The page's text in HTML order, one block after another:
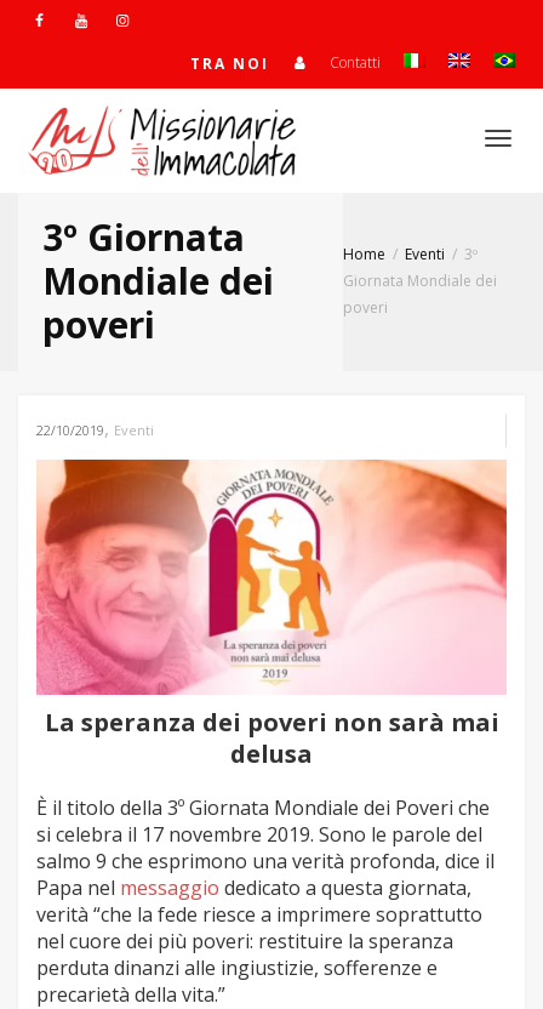
TRA NOI Contatti
3º Giornata
Mondiale dei
poveri
Home Eventi
3º
Giornata Mondiale dei
poveri
22/10/2019, Eventi
La speranza dei poveri non sarà mai
delusa
È il titolo della 3º Giornata Mondiale dei Poveri che
si celebra il 17 novembre 2019. Sono le parole del
salmo 9 che esprimono una verità profonda, dice il
Papa nel messaggio dedicato a questa giornata,
verità “che la fede riesce a imprimere soprattutto
nel cuore dei più poveri: restituire la speranza
perduta dinanzi alle ingiustizie, sofferenze e
precarietà della vita.”